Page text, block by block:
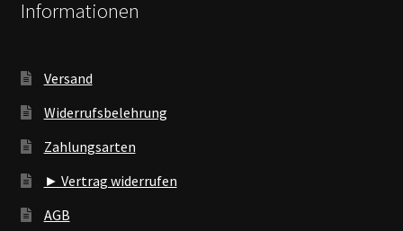
Informationen
Versand
Widerrufsbelehrung
Zahlungsarten
► Vertrag widerrufen
AGB